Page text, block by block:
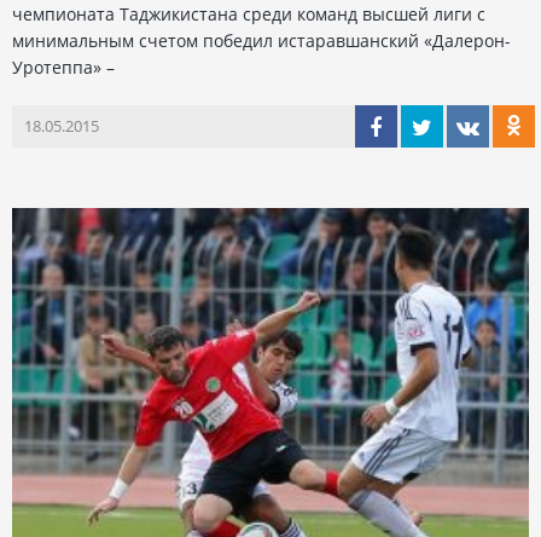
чемпионата Таджикистана среди команд высшей лиги с
минимальным счетом победил истаравшанский «Далерон-
Уротеппа» –
18.05.2015